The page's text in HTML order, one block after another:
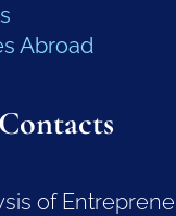
Abroad
of